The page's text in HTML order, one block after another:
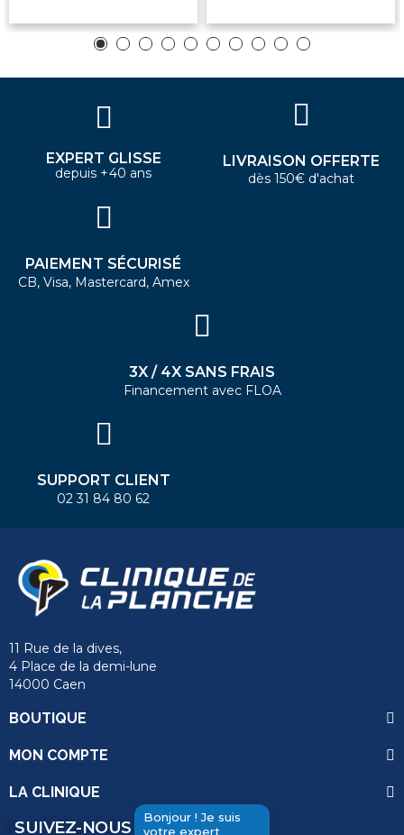
Bonjour ! Je suis
votre expert
EXPERT GLISSE
depuis +40 ans
LIVRAISON OFFERTE
dès 150€ d'achat
PAIEMENT SÉCURISÉ
CB, Visa, Mastercard, Amex
3X / 4X SANS FRAIS
Financement avec FLOA
SUPPORT CLIENT
02 31 84 80 62
11 Rue de la dives,
4 Place de la demi-lune
14000 Caen
BOUTIQUE
MON COMPTE
LA CLINIQUE
SUIVEZ-NOUS